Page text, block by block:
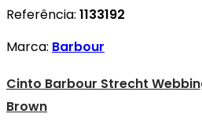
Referência: 1133192
Marca: Barbour
Cinto Barbour Strecht
Brown